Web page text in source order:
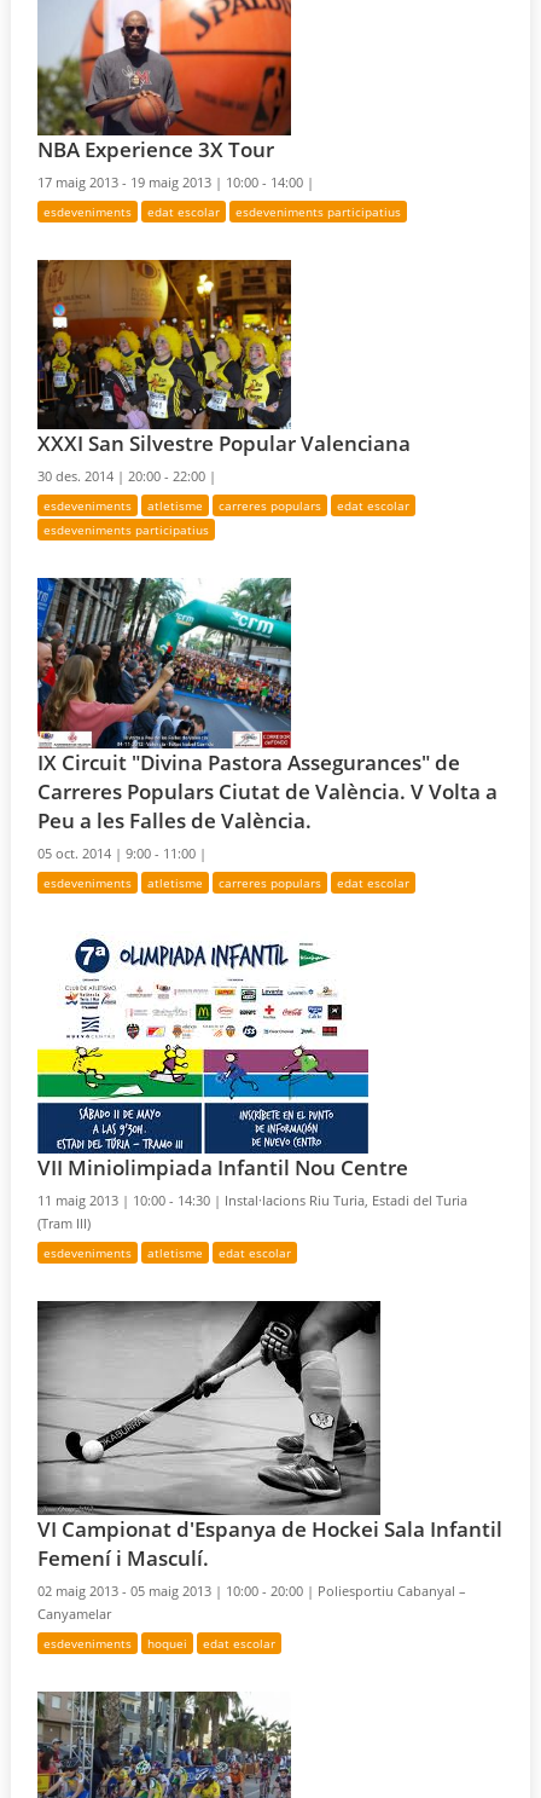
NBA Experience 3X Tour
17 maig 2013 - 19 maig 2013 | 10:00 - 14:00 |
esdeveniments edat escolar esdeveniments participatius
XXXI San Silvestre Popular Valenciana
30 des. 2014 | 20:00 - 22:00 |
esdeveniments atletisme carreres populars
edat escolar
esdeveniments participatius
IX Circuit "Divina Pastora Assegurances" de
Carreres Populars Ciutat de València. V Volta a
Peu a les Falles de València.
05 oct. 2014 |9:00 - 11:00 |
esdeveniments atletisme carreres populars edat escolar
VII Miniolimpiada Infantil Nou Centre
11 maig 2013 | 10:00 - 14:30 | Instal·lacions Riu Turia, Estadi del Turia
(Tram III)
esdeveniments atletisme edat escolar
VI Campionat d'Espanya de Hockei Sala Infantil
Femení i Masculí.
02 maig 2013 - 05 maig 2013 | 10:00 - 20:00 | Poliesportiu Cabanyal –
Canyamelar
esdeveniments hoquei edat escolar